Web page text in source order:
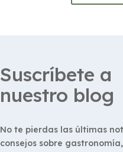
Suscríbete a
nuestro blog
No te pierdas las últimas
consejos sobre